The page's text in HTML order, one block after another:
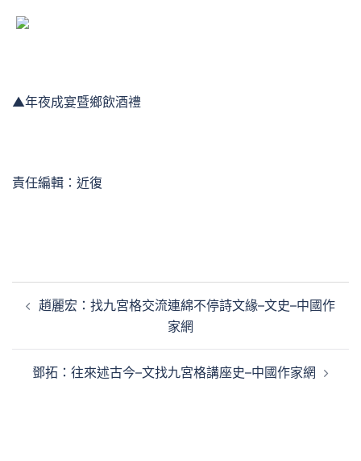
▲年夜成宴暨鄉飲酒禮
責任編輯：近復
章 趙麗宏：找九宮格交流連綿不停詩文緣–文史–中國作
家網
鄧拓：往來述古今–文找九宮格講座史–中國作家網